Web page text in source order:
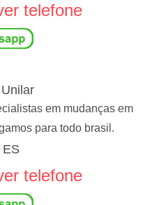
telefone
em mudanças em
para todo brasil.
ES
telefone